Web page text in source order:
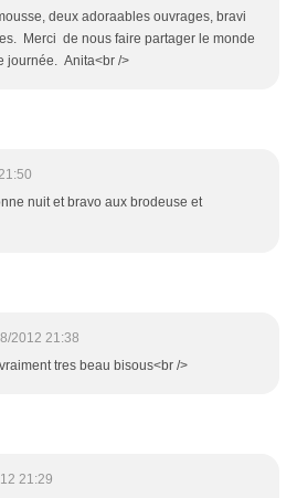
deux adoraables ouvrages, bravi
Merci de nous faire partager le monde
journée. Anita<br />
nuit et bravo aux brodeuse et
2012 21:38
tres beau bisous<br />
21:29